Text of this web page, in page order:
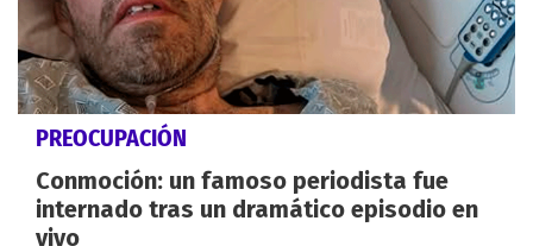
PREOCUPACIÓN
Conmoción: un famoso periodista fue
internado tras un dramático episodio en
vivo